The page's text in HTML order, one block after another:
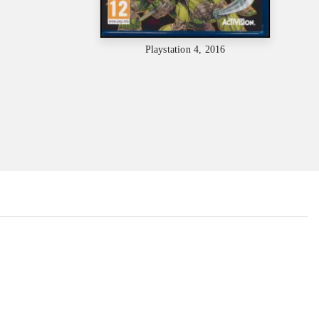
Playstation 4, 2016